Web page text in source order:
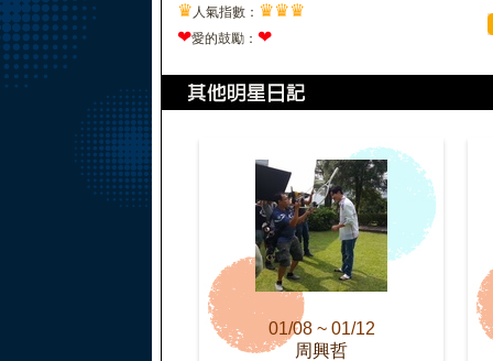
♛ 人氣指數： ♛♛♛
❤愛的鼓勵： ❤
01/08 ~ 01/12
周興哲